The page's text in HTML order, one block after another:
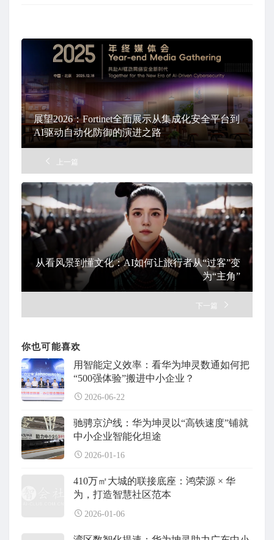
展望2026：Fortinet全面展示从集成化安全平台到
AI驱动自动化防御的演进之路
上一篇
从看风景到懂文化：AI如何让旅行者从“过客”变
为“主角”
下一篇
你也可能喜欢
用智能定义效率：看华为坤灵数通如何把
“500强体验”搬进中小企业？
2026-06-22
驰骋京沪线：华为坤灵以“高铁速度”铺就
中小企业智能化坦途
2026-01-16
410万㎡大城的联接底座：鸿荣源 × 华
为，打造智慧社区范本
2026-01-06